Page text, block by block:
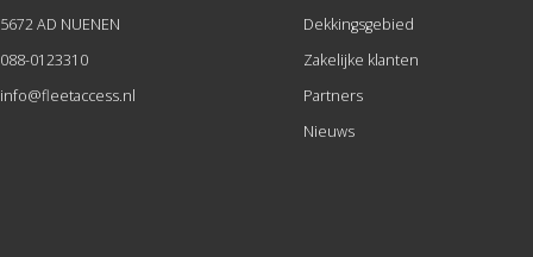
5672 AD NUENEN
088-0123310
info@fleetaccess.nl
Dekkingsgebied
Zakelijke klanten
Partners
Nieuws